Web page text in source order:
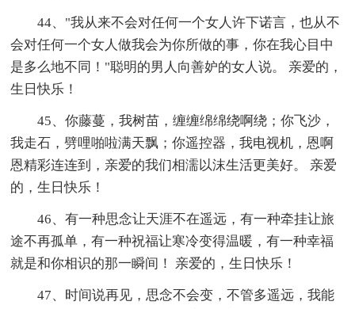
44、"我从来不会对任何一个女人许下诺言，也从不
会对任何一个女人做我会为你所做的事，你在我心目中
是多么地不同！"聪明的男人向善妒的女人说。 亲爱的，
生日快乐！
45、你藤蔓，我树苗，缠缠绵绵绕啊绕；你飞沙，
我走石，劈哩啪啦满天飘；你遥控器，我电视机，恩啊
恩精彩连连到，亲爱的我们相濡以沫生活更美好。 亲爱
的，生日快乐！
46、有一种思念让天涯不在遥远，有一种牵挂让旅
途不再孤单，有一种祝福让寒冷变得温暖，有一种幸福
就是和你相识的那一瞬间！ 亲爱的，生日快乐！
47、时间说再见，思念不会变，不管多遥远，我能